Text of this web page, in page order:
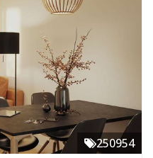
250954